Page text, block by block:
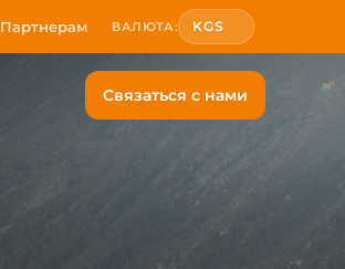
Партнерам ВАЛЮТА: KGS
Связаться с нами